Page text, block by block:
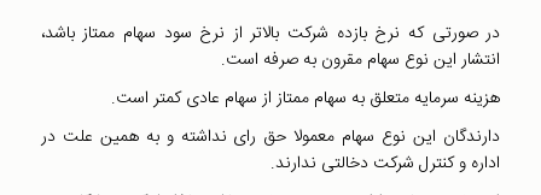
در صورتی که نرخ بازده شرکت بالاتر از نرخ سود سهام ممتاز باشد،
انتشار این نوع سهام مقرون به صرفه است.
هزینه سرمایه متعلق به سهام ممتاز از سهام عادی کمتر است.
دارندگان این نوع سهام معمولا حق رای نداشته و به همین علت در
اداره و کنترل شرکت دخالتی ندارند.